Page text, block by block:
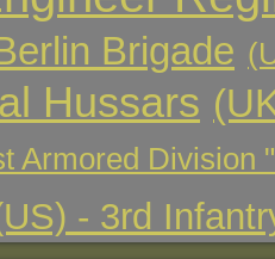
Brigade
Hussars
Armored Division
- 3rd